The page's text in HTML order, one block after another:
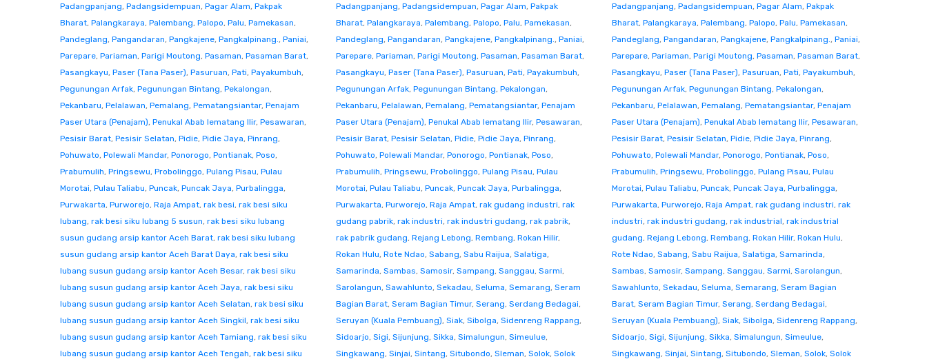
Padangpanjang, Padangsidempuan, Pagar Alam, Pakpak
Bharat, Palangkaraya, Palembang, Palopo, Palu, Pamekasan,
Pandeglang, Pangandaran, Pangkajene, Pangkalpinang., Paniai,
Parepare, Pariaman, Parigi Moutong, Pasaman, Pasaman Barat,
Pasangkayu, Paser (Tana Paser), Pasuruan, Pati, Payakumbuh,
Pegunungan Arfak, Pegunungan Bintang, Pekalongan,
Pekanbaru, Pelalawan, Pemalang, Pematangsiantar, Penajam
Paser Utara (Penajam), Penukal Abab lematang Ilir, Pesawaran,
Pesisir Barat, Pesisir Selatan, Pidie, Pidie Jaya, Pinrang,
Pohuwato, Polewali Mandar, Ponorogo, Pontianak, Poso,
Prabumulih, Pringsewu, Probolinggo, Pulang Pisau, Pulau
Morotai, Pulau Taliabu, Puncak, Puncak Jaya, Purbalingga,
Purwakarta, Purworejo, Raja Ampat, rak besi, rak besi siku
lubang, rak besi siku lubang 5 susun, rak besi siku lubang
susun gudang arsip kantor Aceh Barat, rak besi siku lubang
susun gudang arsip kantor Aceh Barat Daya, rak besi siku
lubang susun gudang arsip kantor Aceh Besar, rak besi siku
lubang susun gudang arsip kantor Aceh Jaya, rak besi siku
lubang susun gudang arsip kantor Aceh Selatan, rak besi siku
lubang susun gudang arsip kantor Aceh Singkil, rak besi siku
lubang susun gudang arsip kantor Aceh Tamiang, rak besi siku
lubang susun gudang arsip kantor Aceh Tengah, rak besi siku
Padangpanjang, Padangsidempuan, Pagar Alam, Pakpak
Bharat, Palangkaraya, Palembang, Palopo, Palu, Pamekasan,
Pandeglang, Pangandaran, Pangkajene, Pangkalpinang., Paniai,
Parepare, Pariaman, Parigi Moutong, Pasaman, Pasaman Barat,
Pasangkayu, Paser (Tana Paser), Pasuruan, Pati, Payakumbuh,
Pegunungan Arfak, Pegunungan Bintang, Pekalongan,
Pekanbaru, Pelalawan, Pemalang, Pematangsiantar, Penajam
Paser Utara (Penajam), Penukal Abab lematang Ilir, Pesawaran,
Pesisir Barat, Pesisir Selatan, Pidie, Pidie Jaya, Pinrang,
Pohuwato, Polewali Mandar, Ponorogo, Pontianak, Poso,
Prabumulih, Pringsewu, Probolinggo, Pulang Pisau, Pulau
Morotai, Pulau Taliabu, Puncak, Puncak Jaya, Purbalingga,
Purwakarta, Purworejo, Raja Ampat, rak gudang industri, rak
gudang pabrik, rak industri, rak industri gudang, rak pabrik,
rak pabrik gudang, Rejang Lebong, Rembang, Rokan Hilir,
Rokan Hulu, Rote Ndao, Sabang, Sabu Raijua, Salatiga,
Samarinda, Sambas, Samosir, Sampang, Sanggau, Sarmi,
Sarolangun, Sawahlunto, Sekadau, Seluma, Semarang, Seram
Bagian Barat, Seram Bagian Timur, Serang, Serdang Bedagai,
Seruyan (Kuala Pembuang), Siak, Sibolga, Sidenreng Rappang,
Sidoarjo, Sigi, Sijunjung, Sikka, Simalungun, Simeulue,
Singkawang, Sinjai, Sintang, Situbondo, Sleman, Solok, Solok
Padangpanjang, Padangsidempuan, Pagar Alam, Pakpak
Bharat, Palangkaraya, Palembang, Palopo, Palu, Pamekasan,
Pandeglang, Pangandaran, Pangkajene, Pangkalpinang., Paniai,
Parepare, Pariaman, Parigi Moutong, Pasaman, Pasaman Barat,
Pasangkayu, Paser (Tana Paser), Pasuruan, Pati, Payakumbuh,
Pegunungan Arfak, Pegunungan Bintang, Pekalongan,
Pekanbaru, Pelalawan, Pemalang, Pematangsiantar, Penajam
Paser Utara (Penajam), Penukal Abab lematang Ilir, Pesawaran,
Pesisir Barat, Pesisir Selatan, Pidie, Pidie Jaya, Pinrang,
Pohuwato, Polewali Mandar, Ponorogo, Pontianak, Poso,
Prabumulih, Pringsewu, Probolinggo, Pulang Pisau, Pulau
Morotai, Pulau Taliabu, Puncak, Puncak Jaya, Purbalingga,
Purwakarta, Purworejo, Raja Ampat, rak gudang industri, rak
industri, rak industri gudang, rak industrial, rak industrial
gudang, Rejang Lebong, Rembang, Rokan Hilir, Rokan Hulu,
Rote Ndao, Sabang, Sabu Raijua, Salatiga, Samarinda,
Sambas, Samosir, Sampang, Sanggau, Sarmi, Sarolangun,
Sawahlunto, Sekadau, Seluma, Semarang, Seram Bagian
Barat, Seram Bagian Timur, Serang, Serdang Bedagai,
Seruyan (Kuala Pembuang), Siak, Sibolga, Sidenreng Rappang,
Sidoarjo, Sigi, Sijunjung, Sikka, Simalungun, Simeulue,
Singkawang, Sinjai, Sintang, Situbondo, Sleman, Solok, Solok